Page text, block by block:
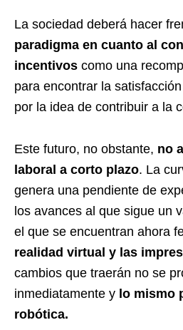
La sociedad deberá hacer
paradigma en cuanto al
incentivos como una
para encontrar la
por la idea de contribuir a la
Este futuro, no obstante, no
laboral a corto plazo. La
genera una pendiente de
los avances al que sigue un
el que se encuentran ahora
realidad virtual y las
cambios que traerán no se
inmediatamente y lo mismo
robótica.